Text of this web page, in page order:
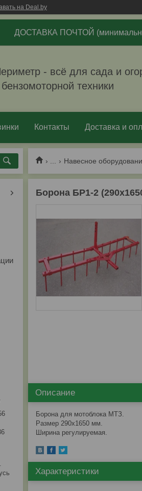
на Deal.by
ДОСТАВКА ПОЧТОЙ
- всё для сада и
техники
Контакты Доставка и
Навесное
Борона БР1-2
Описание
Борона для мотоблока МТЗ.
Размер 290х1650 мм.
Ширина регулируемая.
Характеристики